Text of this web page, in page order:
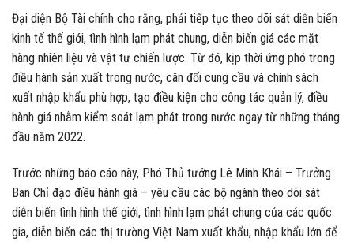
Đại diện Bộ Tài chính cho rằng, phải tiếp tục theo dõi sát diễn biến
kinh tế thế giới, tình hình lạm phát chung, diễn biến giá các mặt
hàng nhiên liệu và vật tư chiến lược. Từ đó, kịp thời ứng phó trong
điều hành sản xuất trong nước, cân đối cung cầu và chính sách
xuất nhập khẩu phù hợp, tạo điều kiện cho công tác quản lý, điều
hành giá nhằm kiểm soát lạm phát trong nước ngay từ những tháng
đầu năm 2022.
Trước những báo cáo này, Phó Thủ tướng Lê Minh Khái – Trưởng
Ban Chỉ đạo điều hành giá – yêu cầu các bộ ngành theo dõi sát
diễn biến tình hình thế giới, tình hình lạm phát chung của các quốc
gia, diễn biến các thị trường Việt Nam xuất khẩu, nhập khẩu lớn để